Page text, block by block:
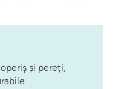
și pereți,